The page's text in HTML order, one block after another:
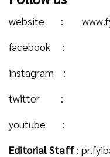
website :
facebook :
instagram :
twitter :
youtube :
Editorial Staff: